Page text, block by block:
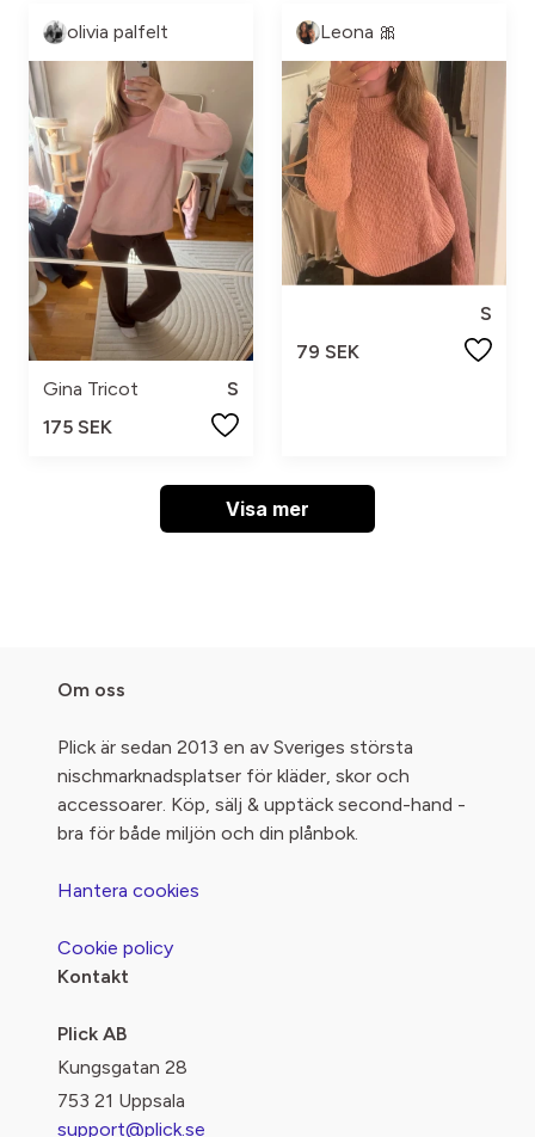
olivia palfelt
Gina Tricot
S
175 SEK
Leona 🎀
S
79 SEK
Visa mer
Om oss
Plick är sedan 2013 en av Sveriges största
nischmarknadsplatser för kläder, skor och
accessoarer. Köp, sälj & upptäck second-hand -
bra för både miljön och din plånbok.
Hantera cookies
Cookie policy
Kontakt
Plick AB
Kungsgatan 28
753 21 Uppsala
support@plick.se